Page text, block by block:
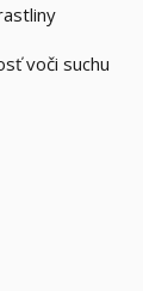
voči suchu